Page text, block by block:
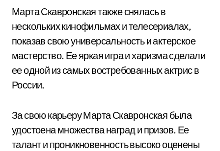
Марта Скавронская также снялась в
нескольких кинофильмах и телесериалах,
показав свою универсальность и актерское
мастерство. Ее яркая игра и харизма сделали
ее одной из самых востребованных актрис в
России.
За свою карьеру Марта Скавронская была
удостоена множества наград и призов. Ее
талант и проникновенность высоко оценены